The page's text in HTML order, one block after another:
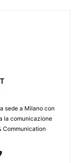
sede a Milano con
la comunicazione
Communication